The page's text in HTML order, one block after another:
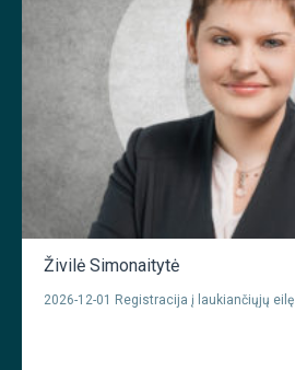
Živilė Simonaitytė
2026-12-01 Registracija į laukiančiųjų eilę